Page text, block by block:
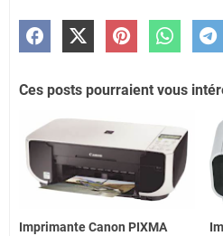
Ces posts pourraient vous
Imprimante Canon PIXMA